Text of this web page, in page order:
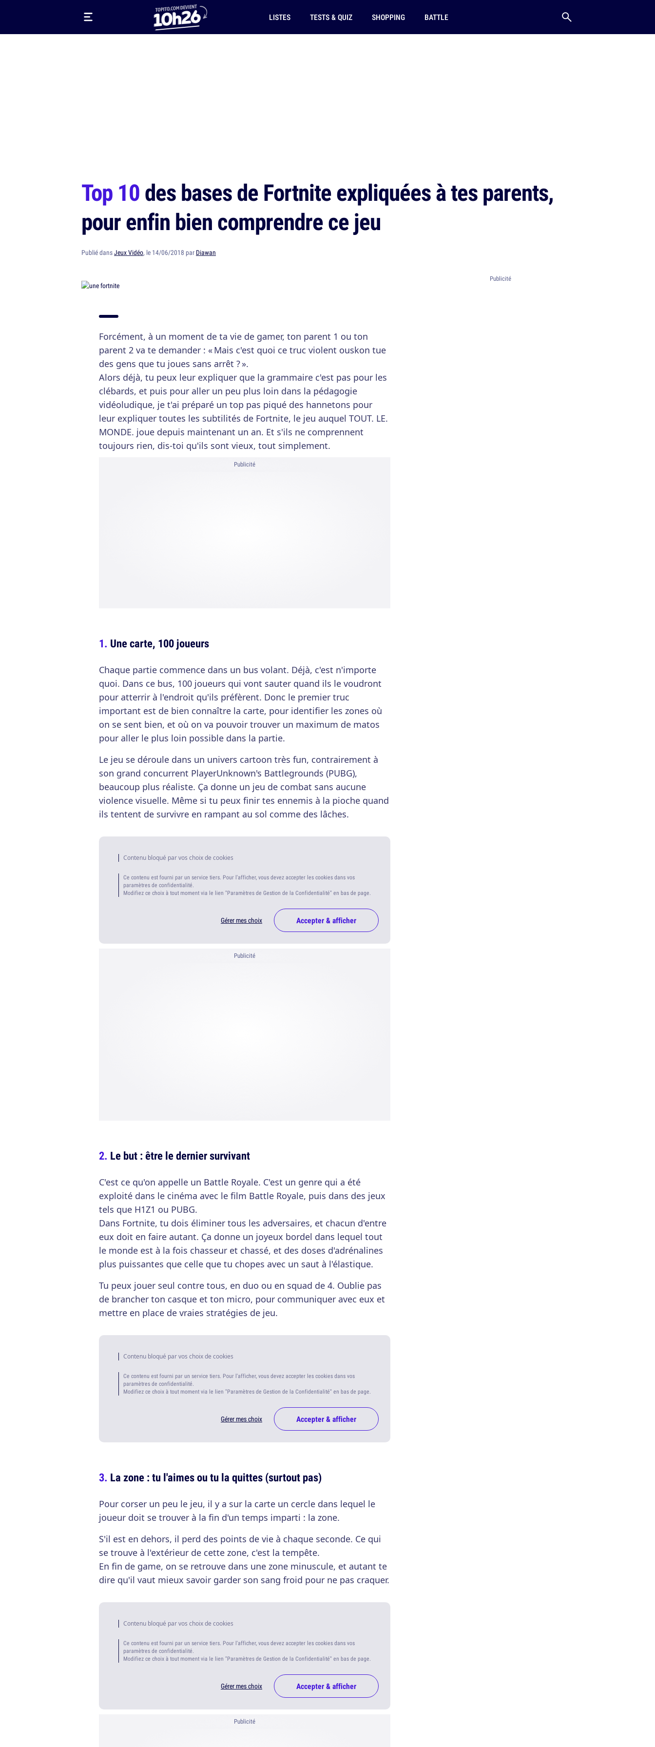
LISTES TESTS & QUIZ SHOPPING BATTLE
Top 10des bases de Fortnite expliquées à tes parents,
pour enfin bien comprendre ce jeu
Publié dansJeux Vidéo, le 14/06/2018 par Diawan
Forcément, à un moment de ta vie de gamer, ton parent 1 ou ton
parent 2 va te demander : « Mais c'est quoi ce truc violent ouskon tue
des gens que tu joues sans arrêt ? ».
Alors déjà, tu peux leur expliquer que la grammaire c'est pas pour les
clébards, et puis pour aller un peu plus loin dans la pédagogie
vidéoludique, je t'ai préparé un top pas piqué des hannetons pour
leur expliquer toutes les subtilités de Fortnite, le jeu auquel TOUT. LE.
MONDE. joue depuis maintenant un an. Et s'ils ne comprennent
toujours rien, dis-toi qu'ils sont vieux, tout simplement.
Publicité
Une carte, 100 joueurs
Chaque partie commence dans un bus volant. Déjà, c'est n'importe
quoi. Dans ce bus, 100 joueurs qui vont sauter quand ils le voudront
pour atterrir à l'endroit qu'ils préfèrent. Donc le premier truc
important est de bien connaître la carte, pour identifier les zones où
on se sent bien, et où on va pouvoir trouver un maximum de matos
pour aller le plus loin possible dans la partie.
Le jeu se déroule dans un univers cartoon très fun, contrairement à
son grand concurrent PlayerUnknown's Battlegrounds (PUBG),
beaucoup plus réaliste. Ça donne un jeu de combat sans aucune
violence visuelle. Même si tu peux finir tes ennemis à la pioche quand
ils tentent de survivre en rampant au sol comme des lâches.
Contenu bloqué par vos choix de cookies
Ce contenu est fourni par un service tiers. Pour l'afficher, vous devez accepter les cookies dans vos
paramètres de confidentialité.
Modifiez ce choix à tout moment via le lien "Paramètres de Gestion de la Confidentialité" en bas de page.
Gérer mes choix Accepter & afficher
Publicité
Le but : être le dernier survivant
C'est ce qu'on appelle un Battle Royale. C'est un genre qui a été
exploité dans le cinéma avec le film Battle Royale, puis dans des jeux
tels que H1Z1 ou PUBG.
Dans Fortnite, tu dois éliminer tous les adversaires, et chacun d'entre
eux doit en faire autant. Ça donne un joyeux bordel dans lequel tout
le monde est à la fois chasseur et chassé, et des doses d'adrénalines
plus puissantes que celle que tu chopes avec un saut à l'élastique.
Tu peux jouer seul contre tous, en duo ou en squad de 4. Oublie pas
de brancher ton casque et ton micro, pour communiquer avec eux et
mettre en place de vraies stratégies de jeu.
Contenu bloqué par vos choix de cookies
Ce contenu est fourni par un service tiers. Pour l'afficher, vous devez accepter les cookies dans vos
paramètres de confidentialité.
Modifiez ce choix à tout moment via le lien "Paramètres de Gestion de la Confidentialité" en bas de page.
Gérer mes choix Accepter & afficher
La zone : tu l'aimes ou tu la quittes (surtout pas)
Pour corser un peu le jeu, il y a sur la carte un cercle dans lequel le
joueur doit se trouver à la fin d'un temps imparti : la zone.
S'il est en dehors, il perd des points de vie à chaque seconde. Ce qui
se trouve à l'extérieur de cette zone, c'est la tempête.
En fin de game, on se retrouve dans une zone minuscule, et autant te
dire qu'il vaut mieux savoir garder son sang froid pour ne pas craquer.
Contenu bloqué par vos choix de cookies
Ce contenu est fourni par un service tiers. Pour l'afficher, vous devez accepter les cookies dans vos
paramètres de confidentialité.
Modifiez ce choix à tout moment via le lien "Paramètres de Gestion de la Confidentialité" en bas de page.
Gérer mes choix Accepter & afficher
Publicité